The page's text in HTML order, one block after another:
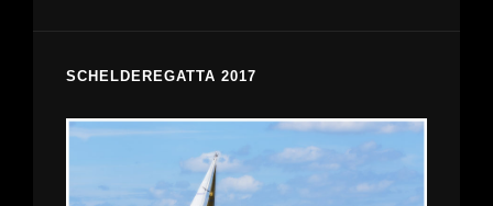
SCHELDEREGATTA 2017